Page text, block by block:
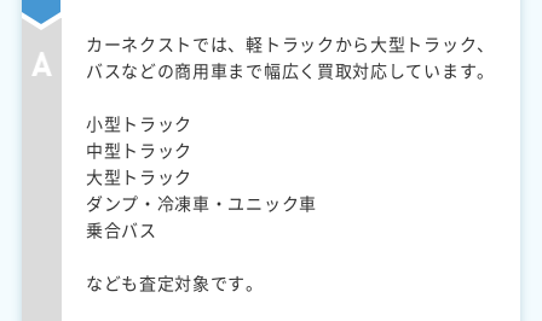
カーネクストでは、軽トラックから大型トラック、
バスなどの商用車まで幅広く買取対応しています。
小型トラック
中型トラック
大型トラック
ダンプ・冷凍車・ユニック車
乗合バス
なども査定対象です。